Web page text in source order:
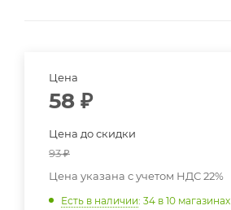
Цена
58 ₽
Цена до скидки
93₽
Цена указана с учетом НДС 22%
Есть в наличии: 34 в 10 магазинах